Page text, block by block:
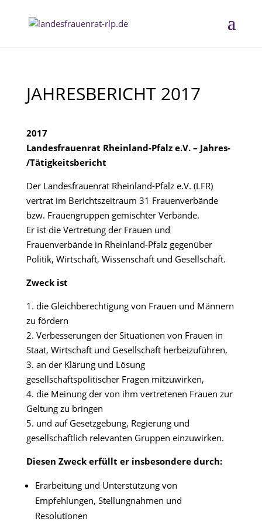
JAHRESBERICHT 2017
2017
Landesfrauenrat Rheinland-Pfalz e.V. – Jahres-
/Tätigkeitsbericht
Der Landesfrauenrat Rheinland-Pfalz e.V. (LFR)
vertrat im Berichtszeitraum 31 Frauenverbände
bzw. Frauengruppen gemischter Verbände.
Er ist die Vertretung der Frauen und
Frauenverbände in Rheinland-Pfalz gegenüber
Politik, Wirtschaft, Wissenschaft und Gesellschaft.
Zweck ist
1. die Gleichberechtigung von Frauen und Männern
zu fördern
2. Verbesserungen der Situationen von Frauen in
Staat, Wirtschaft und Gesellschaft herbeizuführen,
3. an der Klärung und Lösung
gesellschaftspolitischer Fragen mitzuwirken,
4. die Meinung der von ihm vertretenen Frauen zur
Geltung zu bringen
5. und auf Gesetzgebung, Regierung und
gesellschaftlich relevanten Gruppen einzuwirken.
Diesen Zweck erfüllt er insbesondere durch:
Erarbeitung und Unterstützung von
Empfehlungen, Stellungnahmen und
Resolutionen